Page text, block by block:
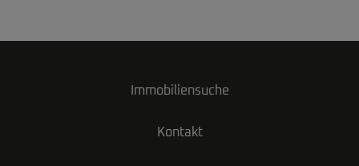
Immobiliensuche
Kontakt